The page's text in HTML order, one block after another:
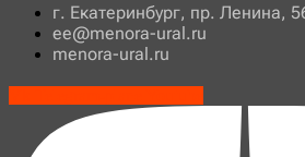
г. Екатеринбург, пр. Ленина,
ee@menora-ural.ru
menora-ural.ru